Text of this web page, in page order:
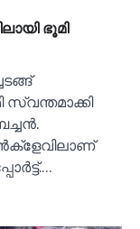
ഭൂമി